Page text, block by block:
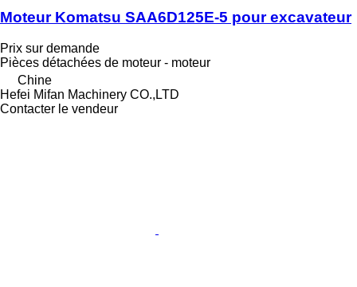
Moteur Komatsu SAA6D125E-5 pour excavateur
Prix sur demande
Pièces détachées de moteur - moteur
Chine
Hefei Mifan Machinery CO.,LTD
Contacter le vendeur